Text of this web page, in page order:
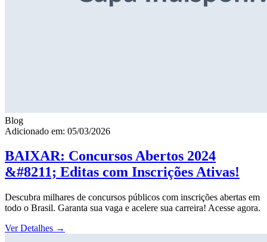
Blog
Adicionado em: 05/03/2026
BAIXAR: Concursos Abertos 2024
&#8211; Editas com Inscrições Ativas!
Descubra milhares de concursos públicos com inscrições abertas em
todo o Brasil. Garanta sua vaga e acelere sua carreira! Acesse agora.
Ver Detalhes →